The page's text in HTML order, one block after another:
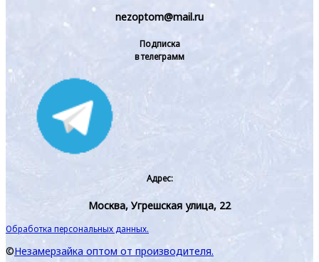
nezoptom@mail.ru
Подписка
в телеграмм
Адрес:
Москва, Угрешская улица, 22
Обработка персональных данных.
©Незамерзайка оптом от производителя.